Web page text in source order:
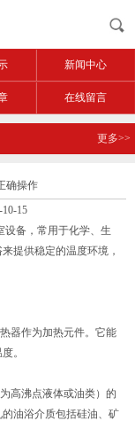
新闻中心
在线留言
更多>>
确操作
15
设备，常用于化学、生
提供稳定的温度环境，
器作为加热元件。它能
。
高沸点液体或油类）的
油浴介质包括硅油、矿